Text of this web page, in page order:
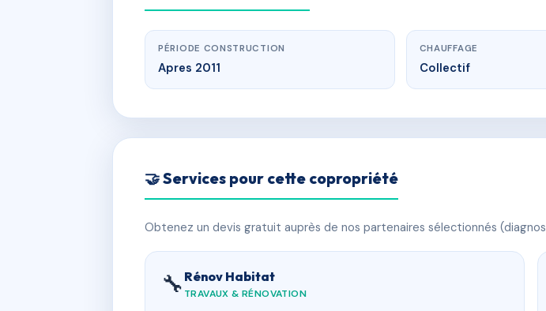
PÉRIODE CONSTRUCTION
Apres 2011
CHAUFFAGE
Collectif
🤝 Services pour cette copropriété
Obtenez un devis gratuit auprès de nos partenaires sélectionnés
🔧 Rénov Habitat
TRAVAUX & RÉNOVATION